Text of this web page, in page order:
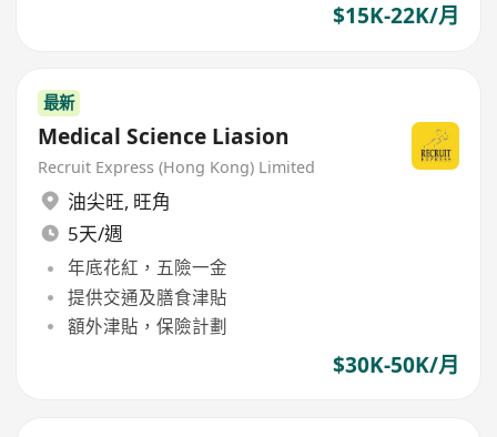
$15K-22K/月
最新
Medical Science Liasion
Recruit Express (Hong Kong) Limited
油尖旺, 旺角
5天/週
年底花紅，五險一金
提供交通及膳食津貼
額外津貼，保險計劃
$30K-50K/月